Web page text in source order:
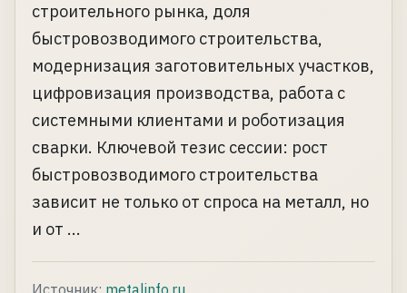
строительного рынка, доля
быстровозводимого строительства,
модернизация заготовительных участков,
цифровизация производства, работа с
системными клиентами и роботизация
сварки. Ключевой тезис сессии: рост
быстровозводимого строительства
зависит не только от спроса на металл, но
и от ...